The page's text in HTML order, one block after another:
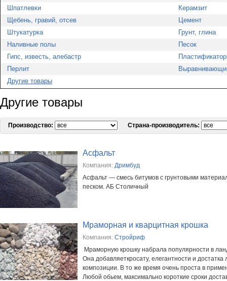
Шпатлевки
Керамзит
Щебень, гравий, отсев
Цемент
Штукатурка
Грунт, глина
Наливные полы
Песок
Гипс, известь, алебастр
Перлит
Другие товары
Другие товары
Производство: Страна-производитель:
Асфальт
Компания: Дримбуд
Асфальт — смесь битумов с грунтовыми
песком. АБ Столичный
Мраморная и кварцитная крошка
Компания: Стройриф
Мраморную крошку набрала популярности в
Она добавляеткросату, елегантности и
композиции. В то же время очень проста в
Любой обьем, максимально короткие сроки